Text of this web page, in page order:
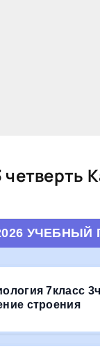
УЧЕБНЫЙ
7класс
строения